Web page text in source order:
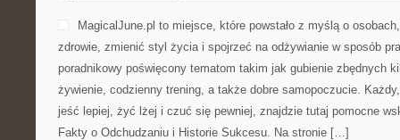
MagicalJune.pl to miejsce, które powstało z myślą o
zdrowie, zmienić styl życia i spojrzeć na odżywianie w sposób
poradnikowy poświęcony tematom takim jak gubienie zbędnych
żywienie, codzienny trening, a także dobre samopoczucie.
jeść lepiej, żyć lżej i czuć się pewniej, znajdzie tutaj pomocne
Fakty o Odchudzaniu i Historie Sukcesu. Na stronie […]